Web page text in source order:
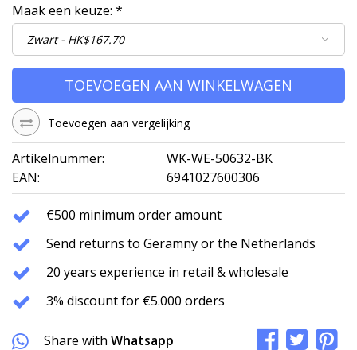
Maak een keuze: *
TOEVOEGEN AAN WINKELWAGEN
Toevoegen aan vergelijking
Artikelnummer:
WK-WE-50632-BK
EAN:
6941027600306
€500 minimum order amount
Send returns to Geramny or the Netherlands
20 years experience in retail & wholesale
3% discount for €5.000 orders
Share with Whatsapp